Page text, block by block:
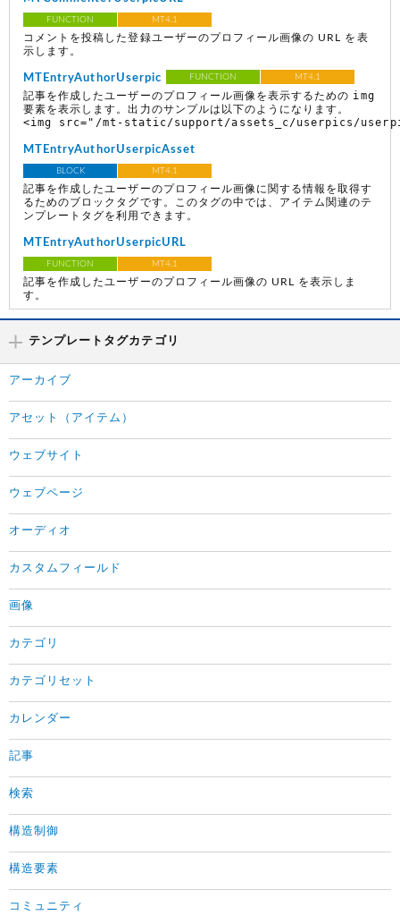
FUNCTION MT4.1
コメントを投稿した登録ユーザーのプロフィール画像の URL を表
示します。
MTEntryAuthorUserpic FUNCTION MT4.1
記事を作成したユーザーのプロフィール画像を表示するための img
要素を表示します。出力のサンプルは以下のようになります。
<img src="/mt-static/support/assets_c/userpics/
MTEntryAuthorUserpicAsset
BLOCK MT4.1
記事を作成したユーザーのプロフィール画像に関する情報を取得す
るためのブロックタグです。このタグの中では、アイテム関連のテ
ンプレートタグを利用できます。
MTEntryAuthorUserpicURL
FUNCTION MT4.1
記事を作成したユーザーのプロフィール画像の URL を表示しま
す。
テンプレートタグカテゴリ
アーカイブ
アセット（アイテム）
ウェブサイト
ウェブページ
オーディオ
カスタムフィールド
画像
カテゴリ
カテゴリセット
カレンダー
記事
検索
構造制御
構造要素
コミュニティ